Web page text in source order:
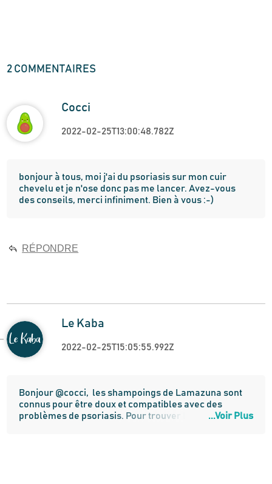
2 COMMENTAIRES
Cocci
2022-02-25T13:00:48.782Z
bonjour à tous, moi j'ai du psoriasis sur mon cuir
chevelu et je n'ose donc pas me lancer. Avez-vous
des conseils, merci infiniment. Bien à vous :-)
RÉPONDRE
Le Kaba
2022-02-25T15:05:55.992Z
Bonjour @cocci,  les shampoings de Lamazuna sont
connus pour être doux et compatibles avec des
problèmes de psoriasis. Pour trouver LE shampoing
...Voir Plus